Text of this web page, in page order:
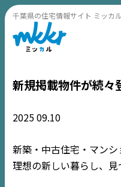
千葉県の住宅情報サイト ミッカル
新規掲載物件が続々
202509.10
新築・中古住宅・マン
理想の新しい暮らし、見